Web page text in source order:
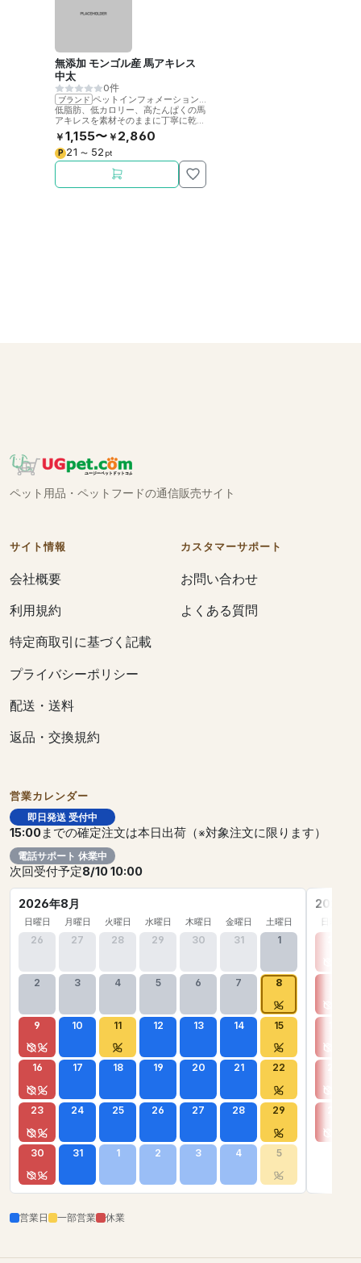
無添加 モンゴル産 馬アキレス
中太
0件
ブランド
低脂肪、低カロリー、高たんぱくの馬
アキレスを素材そのままに丁寧に乾燥
させました。噛むことで歯の健康をサ
ポート。
￥ 1,155〜 ￥ 2,860
P 21 〜 52 pt
ペット用品・ペットフードの通信販売サイト
サイト情報
会社概要
利用規約
特定商取引に基づく記載
プライバシーポリシー
配送・送料
返品・交換規約
カスタマーサポート
お問い合わせ
よくある質問
営業カレンダー
即日発送 受付中
15:00までの確定注文は本日出荷（※対象注文に限ります）
電話サポート 休業中
次回受付予定8/10 10:00
2026年8月
日曜日 月曜日 火曜日 水曜日 木曜日 金曜日 土曜日
26 27 28 29 30 31 1
2 3 4 5 6 7 8
9 10 11 12 13 14 15
16 17 18 19 20 21 22
23 24 25 26 27 28 29
30 31 1 2 3 4 5
2026年
日曜日
営業日 一部営業 休業